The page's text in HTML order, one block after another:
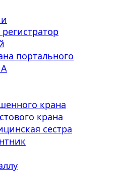
портального
крана
крана
сестра